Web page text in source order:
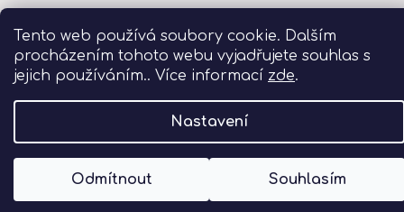
Tento web používá soubory cookie. Dalším
procházením tohoto webu vyjadřujete souhlas s
jejich používáním.. Více informací zde.
Nastavení
Odmítnout Souhlasím
On-line rezervace